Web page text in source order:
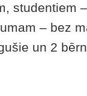
studentiem
– bez
un 2